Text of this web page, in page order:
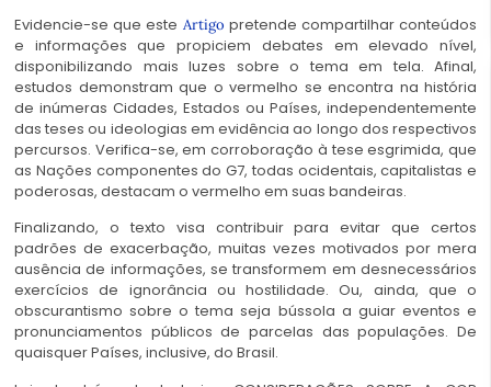
Evidencie-se que este Artigo pretende compartilhar conteúdos
e informações que propiciem debates em elevado nível,
disponibilizando mais luzes sobre o tema em tela. Afinal,
estudos demonstram que o vermelho se encontra na história
de inúmeras Cidades, Estados ou Países, independentemente
das teses ou ideologias em evidência ao longo dos respectivos
percursos. Verifica-se, em corroboração à tese esgrimida, que
as Nações componentes do G7, todas ocidentais, capitalistas e
poderosas, destacam o vermelho em suas bandeiras.
Finalizando, o texto visa contribuir para evitar que certos
padrões de exacerbação, muitas vezes motivados por mera
ausência de informações, se transformem em desnecessários
exercícios de ignorância ou hostilidade. Ou, ainda, que o
obscurantismo sobre o tema seja bússola a guiar eventos e
pronunciamentos públicos de parcelas das populações. De
quaisquer Países, inclusive, do Brasil.